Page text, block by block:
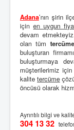
O
y
u
:
1
/
Adana’nın şirin
içinen uygun
devam
olan tüm tercüme
buluşturan
buluşturmaya
müşterilerimiz
kalitetercüme
öncüsü olarak
Ayrıntılı bilgi ve
304 13 32